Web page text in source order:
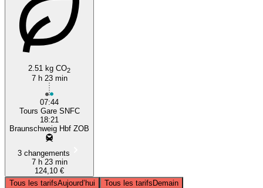
2.51 kg CO2
7 h 23 min
07:44
Tours Gare SNFC
18:21
Braunschweig Hbf ZOB
3 changements
7 h 23 min
124,10 €
Tous les tarifsAujourd’hui Tous les tarifsDemain